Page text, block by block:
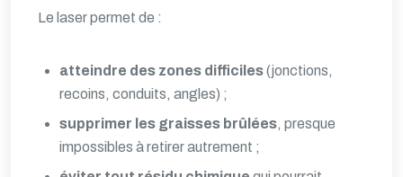
Le laser permet de :
atteindre des zones difficiles(jonctions,
recoins, conduits, angles) ;
supprimer les graisses brûlées, presque
impossibles à retirer autrement ;